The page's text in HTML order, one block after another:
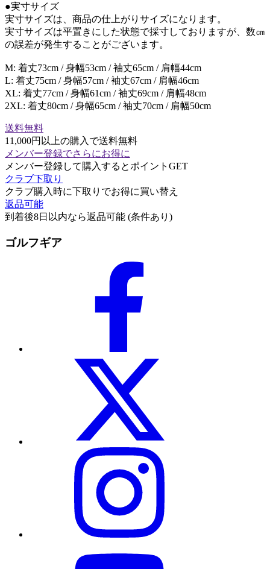
●実寸サイズ
実寸サイズは、商品の仕上がりサイズになります。
実寸サイズは平置きにした状態で採寸しておりますが、数㎝
の誤差が発生することがございます。
M: 着丈73cm / 身幅53cm / 袖丈65cm / 肩幅44cm
L: 着丈75cm / 身幅57cm / 袖丈67cm / 肩幅46cm
XL: 着丈77cm / 身幅61cm / 袖丈69cm / 肩幅48cm
2XL: 着丈80cm / 身幅65cm / 袖丈70cm / 肩幅50cm
送料無料
11,000円以上の購入で送料無料
メンバー登録でさらにお得に
メンバー登録して購入するとポイントGET
クラブ下取り
クラブ購入時に下取りでお得に買い替え
返品可能
到着後8日以内なら返品可能 (条件あり)
ゴルフギア